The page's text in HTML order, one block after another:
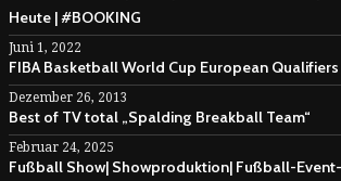
Heute | #BOOKING
Juni 1, 2022
FIBA Basketball World Cup European
Dezember 26, 2013
Best of TV total „Spalding Breakball Team“
Februar 24, 2025
Fußball Show| Showproduktion| Fußball-